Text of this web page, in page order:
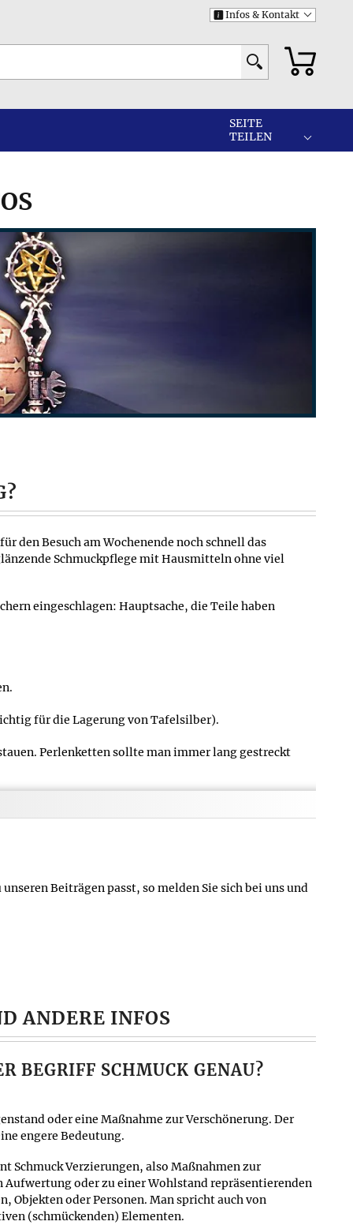
i Infos & Kontakt
SEITE
TEILEN
den Besuch am Wochenende noch schnell das
Schmuckpflege mit Hausmitteln ohne viel
eingeschlagen: Hauptsache, die Teile haben
für die Lagerung von Tafelsilber).
Perlenketten sollte man immer lang gestreckt
oder kohlensäurehaltigem Wasser in Berührung
starkem Sonnenlicht und hoher Wärme geschützt
trocknet die Perle von innen her aus. Da sogar
lauwarmen Wasser, das einen kleinen Schuss mildes
nachtrocknen.
Beiträgen passt, so melden Sie sich bei uns und
ANDERE INFOS
BEGRIFF SCHMUCK GENAU?
oder eine Maßnahme zur Verschönerung. Der
engere Bedeutung.
Schmuck Verzierungen, also Maßnahmen zur
Aufwertung oder zu einer Wohlstand repräsentierenden
Objekten oder Personen. Man spricht auch von
(schmückenden) Elementen.